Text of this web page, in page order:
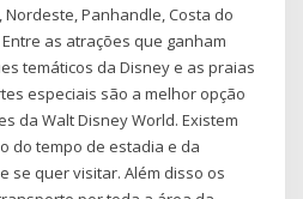
Nordeste, Panhandle, Costa do
as atrações que ganham
temáticos da Disney e as praias
especiais são a melhor opção
da Walt Disney World. Existem
do tempo de estadia e da
se quer visitar. Além disso os